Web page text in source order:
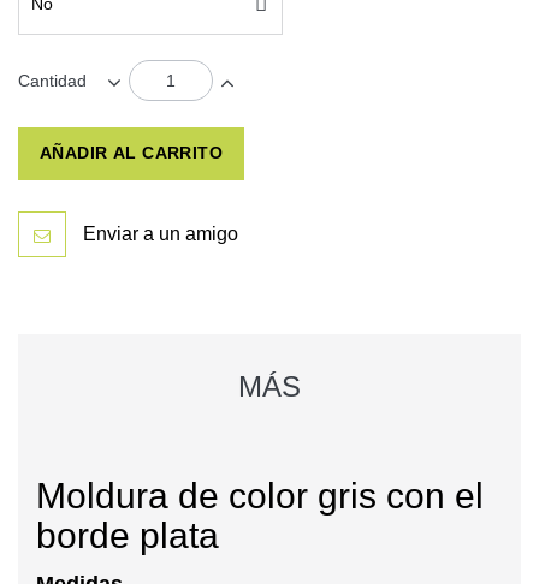
Cantidad
AÑADIR AL CARRITO
Enviar a un amigo
MÁS
Moldura de color gris con el
borde plata